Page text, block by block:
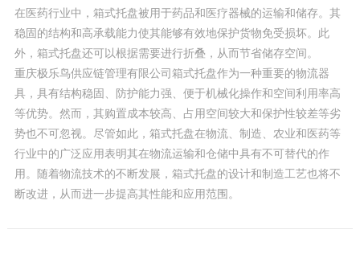
在医药行业中，箱式托盘被用于药品和医疗器械的运输和储存。其
稳固的结构和高承载能力使其能够有效地保护货物免受损坏。此
外，箱式托盘还可以根据需要进行折叠，从而节省储存空间。
重庆极乐鸟供应链管理有限公司箱式托盘作为一种重要的物流器
具，具有结构稳固、防护能力强、便于机械化操作和空间利用率高
等优势。然而，其购置成本较高、占用空间较大和保护性较差等劣
势也不可忽视。尽管如此，箱式托盘在物流、制造、农业和医药等
行业中的广泛应用表明其在物流运输和仓储中具有不可替代的作
用。随着物流技术的不断发展，箱式托盘的设计和制造工艺也将不
断改进，从而进一步提高其性能和应用范围。